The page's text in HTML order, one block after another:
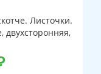
Листочки.